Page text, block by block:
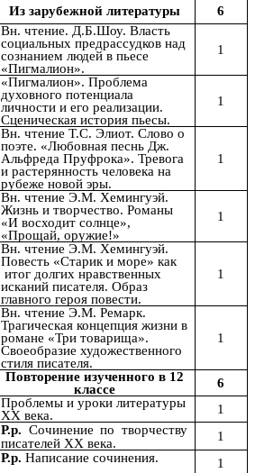
Из зарубежной литературы 6
Вн. чтение. Д.Б.Шоу. Власть
социальных предрассудков над
сознанием людей в пьесе
«Пигмалион».
1
«Пигмалион». Проблема
духовного потенциала
личности и его реализации.
Сценическая история пьесы.
1
Вн. чтение Т.С. Элиот. Слово о
поэте. «Любовная песнь Дж.
Альфреда Пруфрока». Тревога
и растерянность человека на
рубеже новой эры.
1
Вн. чтение Э.М. Хемингуэй.
Жизнь и творчество. Романы
«И восходит солнце»,
«Прощай, оружие!»
1
Вн. чтение Э.М. Хемингуэй.
Повесть «Старик и море» как
итог долгих нравственных
исканий писателя. Образ
главного героя повести.
1
Вн. чтение Э.М. Ремарк.
Трагическая концепция жизни в
романе «Три товарища».
Своеобразие художественного
стиля писателя.
1
Повторение изученного в 12
классе
6
Проблемы и уроки литературы
XX века.
1
Р.р. Сочинение по творчеству
писателейXX века.
1
Р.р. Написание сочинения.
1